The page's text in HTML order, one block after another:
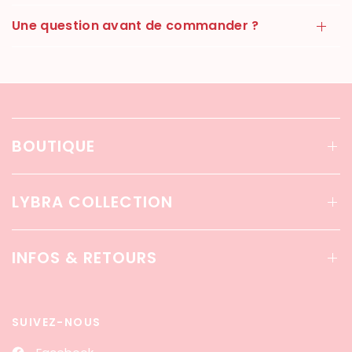
Une question avant de commander ?
BOUTIQUE
LYBRA COLLECTION
INFOS & RETOURS
SUIVEZ-NOUS